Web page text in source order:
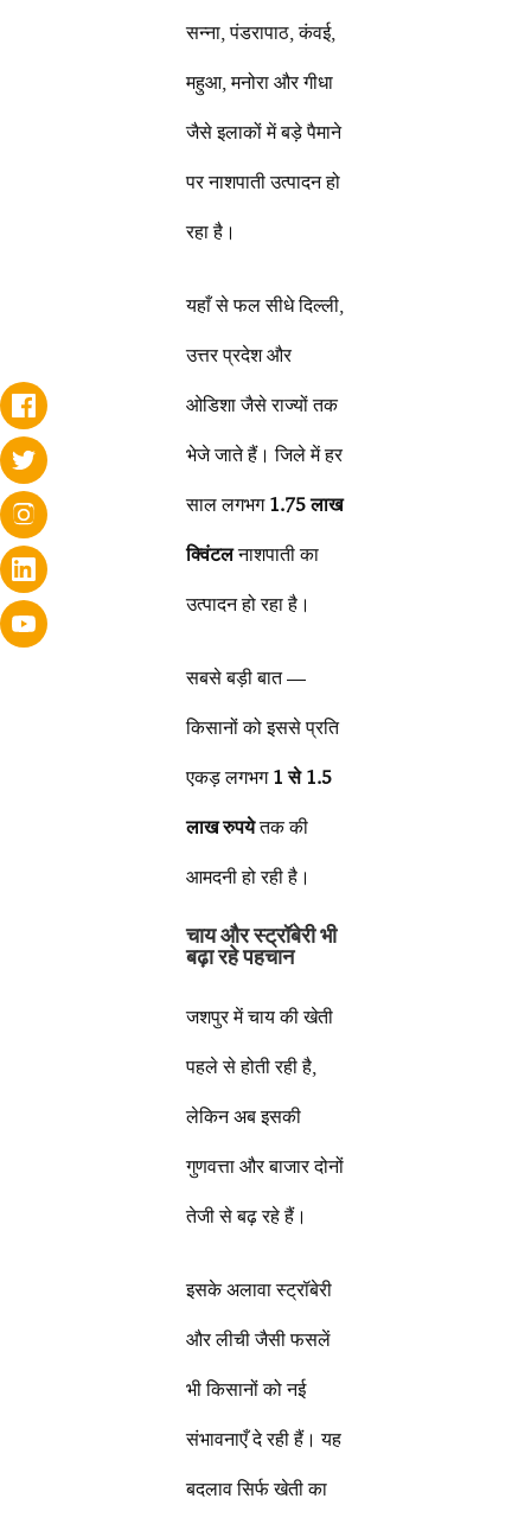
सन्ना, पंडरापाठ, कंवई,
महुआ, मनोरा और गीधा
जैसे इलाकों में बड़े पैमाने
पर नाशपाती उत्पादन हो
रहा है।
यहाँ से फल सीधे दिल्ली,
उत्तर प्रदेश और
ओडिशा जैसे राज्यों तक
भेजे जाते हैं। जिले में हर
साल लगभग 1.75 लाख
क्विंटलनाशपाती का
उत्पादन हो रहा है।
सबसे बड़ी बात —
किसानों को इससे प्रति
एकड़ लगभग 1 से 1.5
लाख रुपयेतक की
आमदनी हो रही है।
चाय और स्ट्रॉबेरी भी
बढ़ा रहे पहचान
जशपुर में चाय की खेती
पहले से होती रही है,
लेकिन अब इसकी
गुणवत्ता और बाजार दोनों
तेजी से बढ़ रहे हैं।
इसके अलावा स्ट्रॉबेरी
और लीची जैसी फसलें
भी किसानों को नई
संभावनाएँ दे रही हैं। यह
बदलाव सिर्फ खेती का